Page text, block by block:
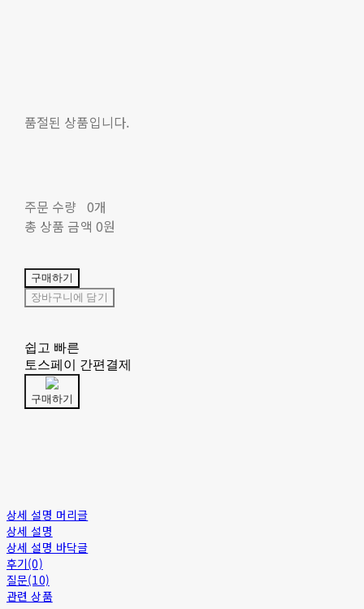
품절된 상품입니다.
주문 수량 0개
총 상품 금액 0원
구매하기
장바구니에 담기
쉽고 빠른
토스페이 간편결제
구매하기
상세 설명 머리글
상세 설명
상세 설명 바닥글
후기(0)
질문(10)
관련 상품